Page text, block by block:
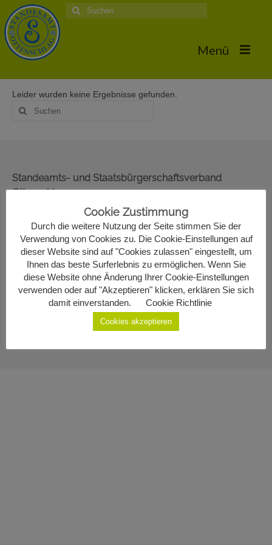
Suche
nach:
Menü
Home
Hochzeiten 2026
Hochzeiten 2024
Hochzeiten 2017
Geburten
Staatsbürgerschaft
Leider wurden keine Ergebnisse gefunden.
Suche
nach:
Standeamts- und Staatsbürgerschaftsverband
Ottenschlag
3631 Ottenschlag
02872/7330-13
standesamt@ottenschlag.eu
Impressum
Datenschutzerklärung
Cookie Zustimmung
Durch die weitere Nutzung der Seite stimmen Sie der
Verwendung von Cookies zu. Die Cookie-Einstellungen auf
dieser Website sind auf "Cookies zulassen" eingestellt, um
Ihnen das beste Surferlebnis zu ermöglichen. Wenn Sie
diese Website ohne Änderung Ihrer Cookie-Einstellungen
verwenden oder auf "Akzeptieren" klicken, erklären Sie sich
damit einverstanden.
Cookie Richtlinie
Cookies akzeptieren